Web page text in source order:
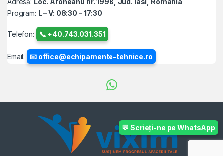
💬 Scrieți-ne pe WhatsApp
Program: L – V: 08:30 – 17:30
Telefon: 📞 +40.743.031.351
Email: 📧 office@echipamente-tehnice.ro